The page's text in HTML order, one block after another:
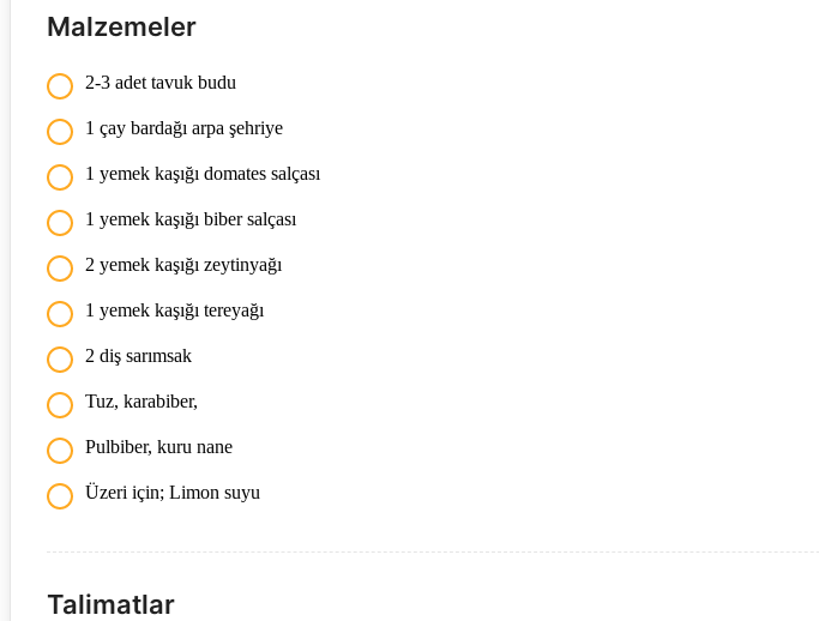
Malzemeler
2-3 adet tavuk budu
1 çay bardağı arpa şehriye
1 yemek kaşığı domates salçası
1 yemek kaşığı biber salçası
2 yemek kaşığı zeytinyağı
1 yemek kaşığı tereyağı
2 diş sarımsak
Tuz, karabiber,
Pulbiber, kuru nane
Üzeri için; Limon suyu
Talimatlar